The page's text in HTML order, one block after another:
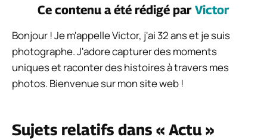
Ce contenu a été rédigé par Victor
Bonjour ! Je m'appelle Victor, j'ai 32 ans et je suis
photographe. J'adore capturer des moments
uniques et raconter des histoires à travers mes
photos. Bienvenue sur mon site web !
Sujets relatifs dans « Actu »